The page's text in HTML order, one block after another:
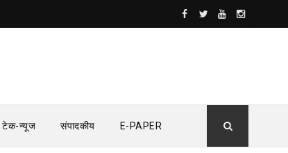
टेक-न्यूज संपादकीय E-PAPER